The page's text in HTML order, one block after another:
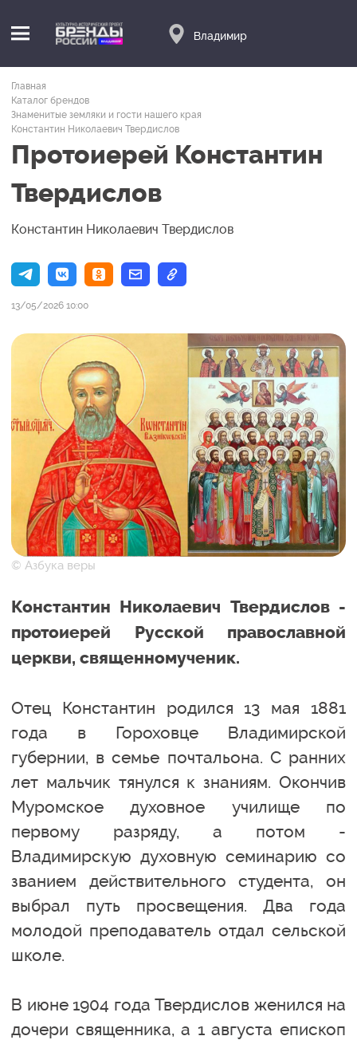
Владимир
Главная
Каталог брендов
Знаменитые земляки и гости нашего края
Константин Николаевич Твердислов
Протоиерей Константин
Твердислов
Константин Николаевич Твердислов
13/05/2026 10:00
© Азбука веры
Константин Николаевич Твердислов -
протоиерей Русской православной
церкви, священномученик.
Отец Константин родился 13 мая 1881
года в Гороховце Владимирской
губернии, в семье почтальона. С ранних
лет мальчик тянулся к знаниям. Окончив
Муромское духовное училище по
первому разряду, а потом -
Владимирскую духовную семинарию со
званием действительного студента, он
выбрал путь просвещения. Два года
молодой преподаватель отдал сельской
школе.
В июне 1904 года Твердислов женился на
дочери священника, а 1 августа епископ